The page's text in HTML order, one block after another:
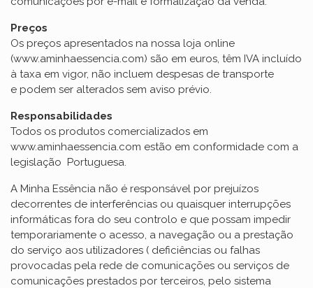
Preços
Os preços apresentados na nossa loja online
(www.aminhaessencia.com) são em euros, têm IVA incluído
à taxa em vigor, não incluem despesas de transporte
e podem ser alterados sem aviso prévio.
Responsabilidades
Todos os produtos comercializados em
www.aminhaessencia.com estão em conformidade com a
legislação Portuguesa.
A Minha Essência não é responsável por prejuízos
decorrentes de interferências ou quaisquer interrupções
informáticas fora do seu controlo e que possam impedir
temporariamente o acesso, a navegação ou a prestação
do serviço aos utilizadores ( deficiências ou falhas
provocadas pela rede de comunicações ou serviços de
comunicações prestados por terceiros, pelo sistema